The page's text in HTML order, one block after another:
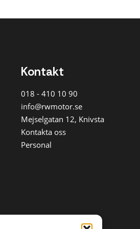
Max 3 000
kr/mån
Max 5 000
Max 8 000
kr/mån
Max 12 000
kr/mån
Kontakt
018 - 410 10 90
info@rwmotor.se
Mejselgatan 12, Knivsta
Kontakta oss
Personal